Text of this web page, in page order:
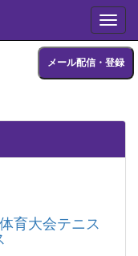
メール配信・登録
育大会テニス